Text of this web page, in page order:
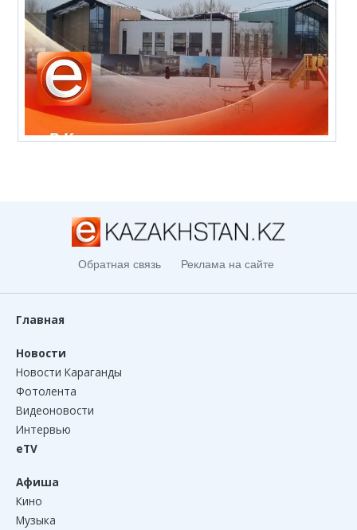
Обратная связь Реклама на сайте
Главная
Новости
Новости Караганды
Фотолента
Видеоновости
Интервью
eTV
Афиша
Кино
Музыка